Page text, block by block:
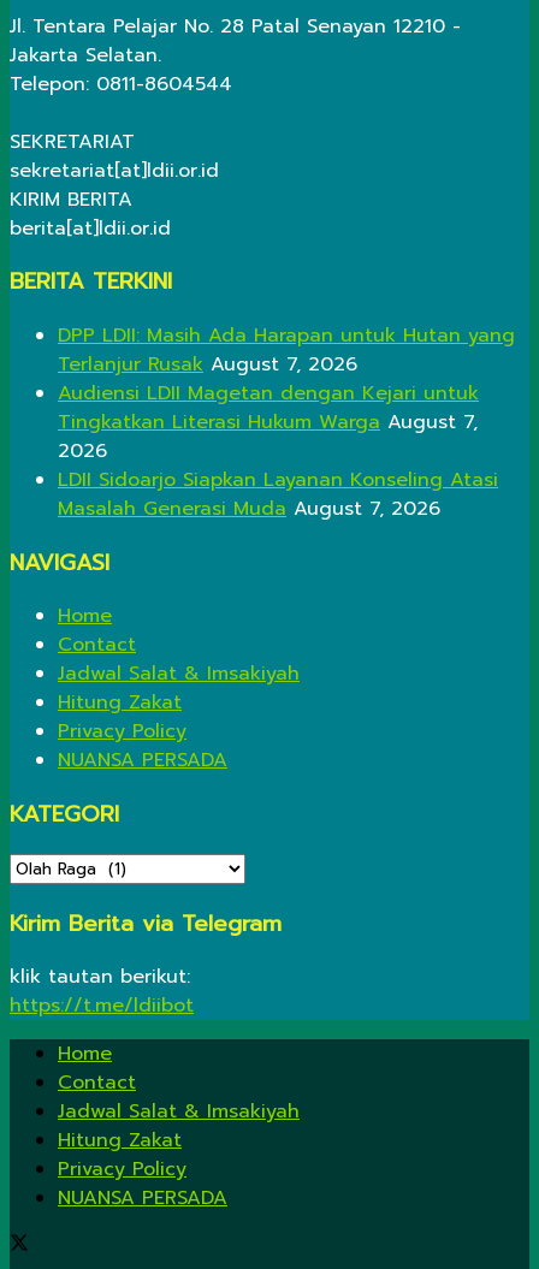
Jl. Tentara Pelajar No. 28 Patal Senayan 12210 -
Jakarta Selatan.
Telepon: 0811-8604544
SEKRETARIAT
sekretariat[at]ldii.or.id
KIRIM BERITA
berita[at]ldii.or.id
BERITA TERKINI
DPP LDII: Masih Ada Harapan untuk Hutan yang
Terlanjur Rusak August 7, 2026
Audiensi LDII Magetan dengan Kejari untuk
Tingkatkan Literasi Hukum Warga August 7,
2026
LDII Sidoarjo Siapkan Layanan Konseling Atasi
Masalah Generasi Muda August 7, 2026
NAVIGASI
Home
Contact
Jadwal Salat & Imsakiyah
Hitung Zakat
Privacy Policy
NUANSA PERSADA
KATEGORI
KATEGORI
Kirim Berita via Telegram
klik tautan berikut:
https://t.me/ldiibot
Home
Contact
Jadwal Salat & Imsakiyah
Hitung Zakat
Privacy Policy
NUANSA PERSADA